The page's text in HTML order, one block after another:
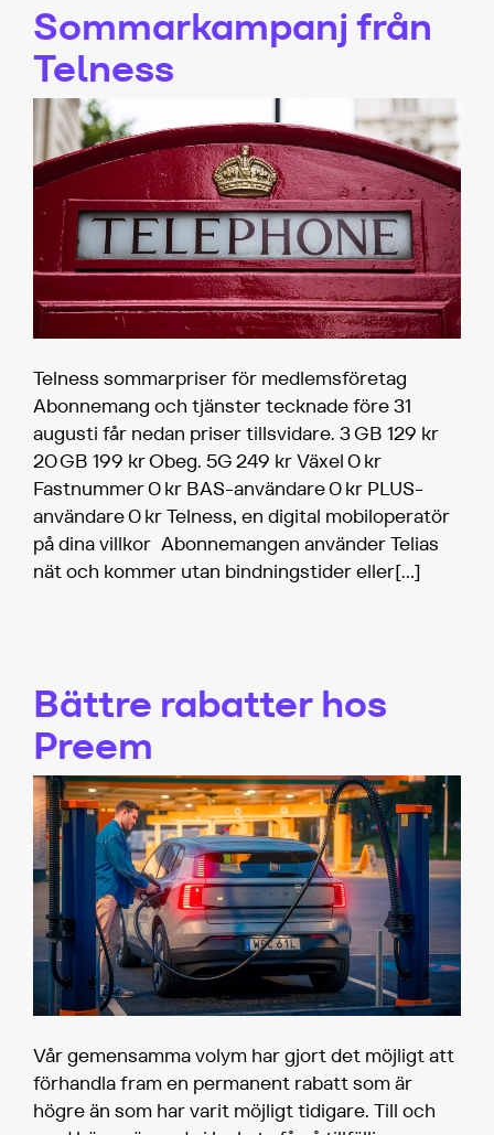
Sommarkampanj från
Telness
Telness sommarpriser för medlemsföretag
Abonnemang och tjänster tecknade före 31
augusti får nedan priser tillsvidare. 3 GB 129 kr
20 GB 199 kr Obeg. 5G 249 kr Växel 0 kr
Fastnummer 0 kr BAS-användare 0 kr PLUS-
användare 0 kr Telness, en digital mobiloperatör
på dina villkor Abonnemangen använder Telias
nät och kommer utan bindningstider eller[…]
Bättre rabatter hos
Preem
Vår gemensamma volym har gjort det möjligt att
förhandla fram en permanent rabatt som är
högre än som har varit möjligt tidigare. Till och